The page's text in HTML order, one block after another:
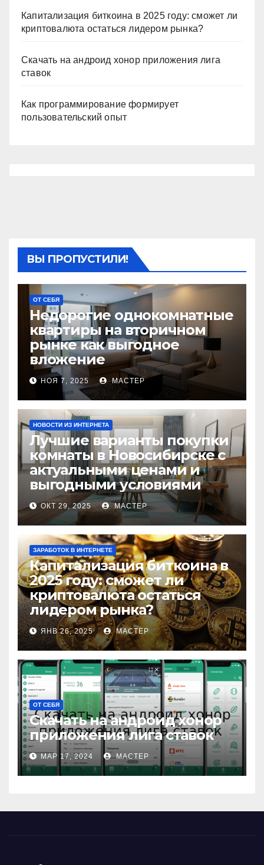
Капитализация биткоина в 2025 году: сможет ли
криптовалюта остаться лидером рынка?
Скачать на андроид хонор приложения лига
ставок
Как программирование формирует
пользовательский опыт
ВЫ ПРОПУСТИЛИ!
ОТ СЕБЯ
Недорогие однокомнатные
квартиры на вторичном
рынке как выгодное
вложение
НОЯ 7, 2025 МАСТЕР
НОВОСТИ ИЗ ИНТЕРНЕТА
Лучшие варианты покупки
комнаты в Новосибирске с
актуальными ценами и
выгодными условиями
ОКТ 29, 2025 МАСТЕР
ЗАРАБОТОК В ИНТЕРНЕТЕ
Капитализация биткоина в
2025 году: сможет ли
криптовалюта остаться
лидером рынка?
ЯНВ 26, 2025 МАСТЕР
ОТ СЕБЯ
Скачать на андроид хонор
приложения лига ставок
МАР 17, 2024 МАСТЕР